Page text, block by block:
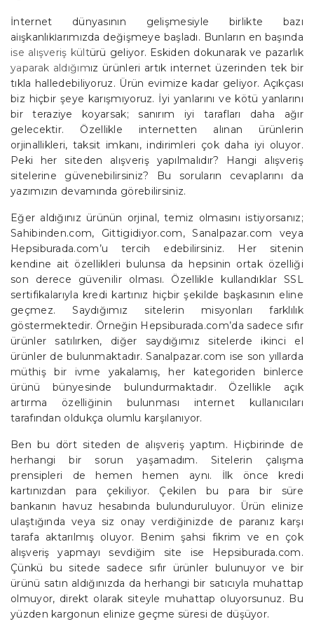
NASIL YAPILIR?
EDITÖRDEN
İnternet dünyasının gelişmesiyle birlikte bazı
alışkanlıklarımızda değişmeye başladı. Bunların en başında
ise alışveriş kültürü geliyor. Eskiden dokunarak ve pazarlık
yaparak aldığımız ürünleri artık internet üzerinden tek bir
tıkla halledebiliyoruz. Ürün evimize kadar geliyor. Açıkçası
biz hiçbir şeye karışmıyoruz. İyi yanlarını ve kötü yanlarını
bir teraziye koyarsak; sanırım iyi tarafları daha ağır
gelecektir. Özellikle internetten alınan ürünlerin
orjinallikleri, taksit imkanı, indirimleri çok daha iyi oluyor.
Peki her siteden alışveriş yapılmalıdır? Hangi alışveriş
sitelerine güvenebilirsiniz? Bu soruların cevaplarını da
yazımızın devamında görebilirsiniz.
Eğer aldığınız ürünün orjinal, temiz olmasını istiyorsanız;
Sahibinden.com, Gittigidiyor.com, Sanalpazar.com veya
Hepsiburada.com’u tercih edebilirsiniz. Her sitenin
kendine ait özellikleri bulunsa da hepsinin ortak özelliği
son derece güvenilir olması. Özellikle kullandıklar SSL
sertifikalarıyla kredi kartınız hiçbir şekilde başkasının eline
geçmez. Saydığımız sitelerin misyonları farklılık
göstermektedir. Örneğin Hepsiburada.com’da sadece sıfır
ürünler satılırken, diğer saydığımız sitelerde ikinci el
ürünler de bulunmaktadır. Sanalpazar.com ise son yıllarda
müthiş bir ivme yakalamış, her kategoriden binlerce
ürünü bünyesinde bulundurmaktadır. Özellikle açık
artırma özelliğinin bulunması internet kullanıcıları
tarafından oldukça olumlu karşılanıyor.
Ben bu dört siteden de alışveriş yaptım. Hiçbirinde de
herhangi bir sorun yaşamadım. Sitelerin çalışma
prensipleri de hemen hemen aynı. İlk önce kredi
kartınızdan para çekiliyor. Çekilen bu para bir süre
bankanın havuz hesabında bulunduruluyor. Ürün elinize
ulaştığında veya siz onay verdiğinizde de paranız karşı
tarafa aktarılmış oluyor. Benim şahsi fikrim ve en çok
alışveriş yapmayı sevdiğim site ise Hepsiburada.com.
Çünkü bu sitede sadece sıfır ürünler bulunuyor ve bir
ürünü satın aldığınızda da herhangi bir satıcıyla muhattap
olmuyor, direkt olarak siteyle muhattap oluyorsunuz. Bu
yüzden kargonun elinize geçme süresi de düşüyor.